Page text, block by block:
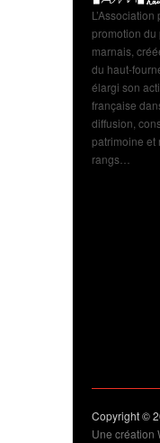
promotion
marnais,
du haut-
élargi son
française
diffusion,
patrimoine et
rangs…
Copyright ©
Une création